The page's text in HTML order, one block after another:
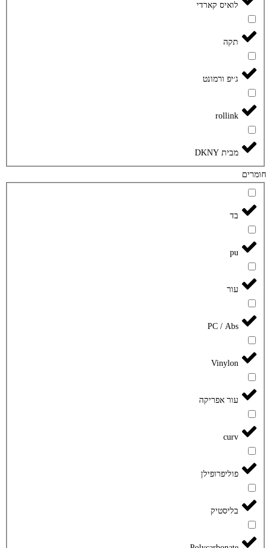
לואיס קארדי
תקה
ג׳יפ ורמונט
rollink
מבית DKNY
חומרים
בד
pu
עור
PC / Abs
Vinylon
עור אפריקה
curv
פוליפרופילן
בליסטיק